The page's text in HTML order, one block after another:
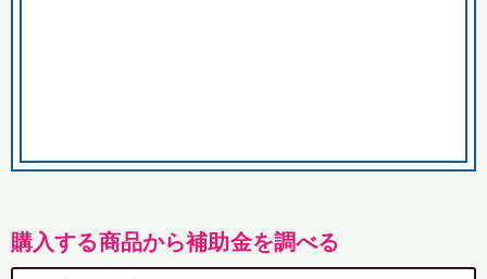
購入する商品から補助金を調べる